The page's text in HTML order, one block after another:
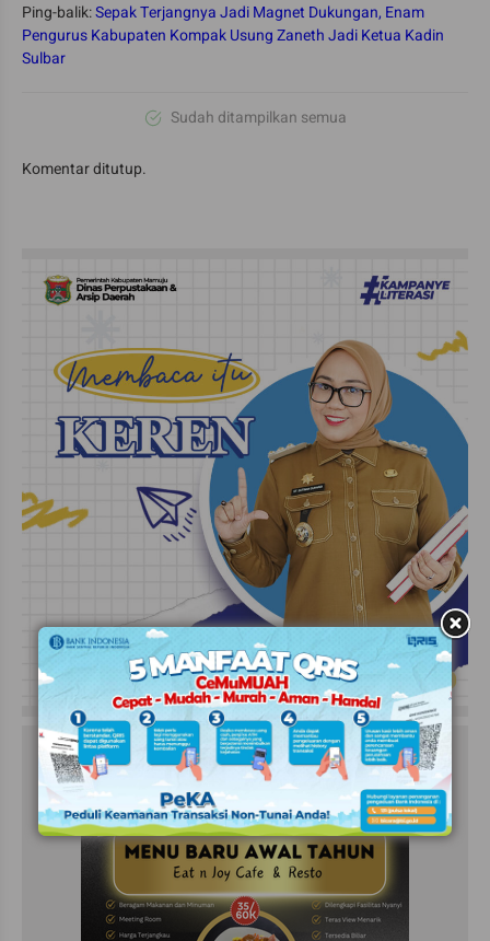
Ping-balik:Sepak Terjangnya Jadi Magnet Dukungan, Enam
Pengurus Kabupaten Kompak Usung Zaneth Jadi Ketua Kadin
Sulbar
Sudah ditampilkan semua
Komentar ditutup.